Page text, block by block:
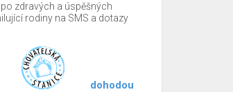
zdravých a úspěšných
rodiny na SMS a dotazy
dohodou